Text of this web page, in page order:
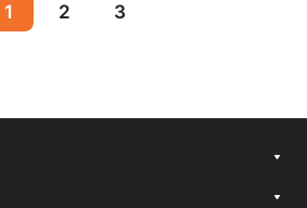
1 2 3